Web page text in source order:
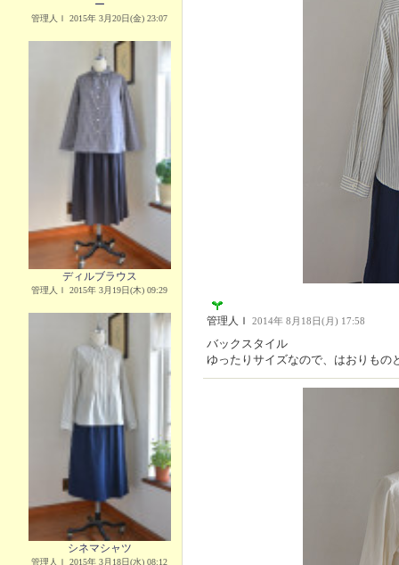
ー
管理人Ｉ 2015年 3月20日(金) 23:07
ディルブラウス
管理人Ｉ 2015年 3月19日(木) 09:29
シネマシャツ
管理人Ｉ 2015年 3月18日(水) 08:12
管理人Ｉ 2014年 8月18日(月) 17:58
バックスタイル
ゆったりサイズなので、はおりもの